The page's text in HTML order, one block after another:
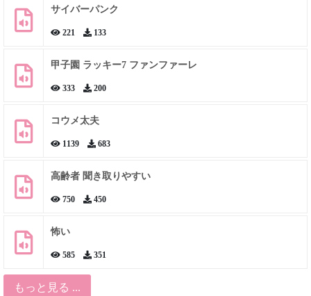
サイバーパンク
221 133
甲子園 ラッキー7 ファンファーレ
333 200
コウメ太夫
1139 683
高齢者 聞き取りやすい
750 450
怖い
585 351
もっと見る ...